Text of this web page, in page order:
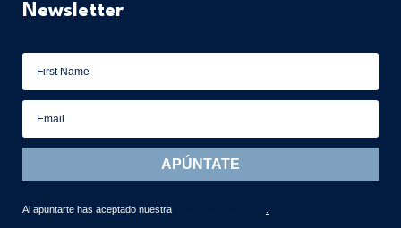
Newsletter
APÚNTATE
Al apuntarte has aceptado nuestra